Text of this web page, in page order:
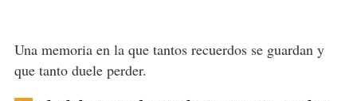
Una memoria en la que tantos recuerdos se guardan y
que tanto duele perder.